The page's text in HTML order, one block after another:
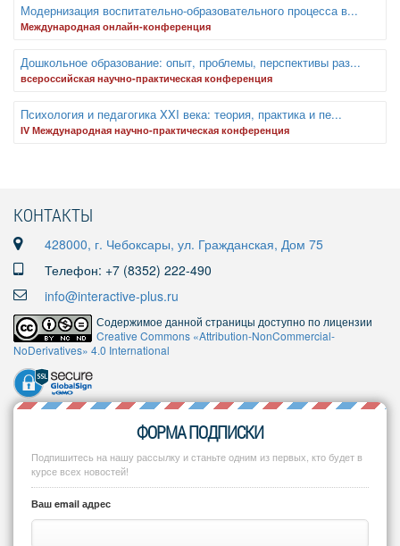
Модернизация воспитательно-образовательного процесса в...
Международная онлайн-конференция
Дошкольное образование: опыт, проблемы, перспективы раз...
всероссийская научно-практическая конференция
Психология и педагогика XXI века: теория, практика и пе...
IV Международная научно-практическая конференция
КОНТАКТЫ
428000, г. Чебоксары, ул. Гражданская, Дом 75
Телефон: +7 (8352) 222-490
info@interactive-plus.ru
Содержимое данной страницы доступно по лицензии
Creative Commons «Attribution-NonCommercial-
NoDerivatives» 4.0 International
ФОРМА ПОДПИСКИ
Подпишитесь на нашу рассылку и станьте одним из первых, кто будет в
курсе всех новостей!
Ваш email адрес